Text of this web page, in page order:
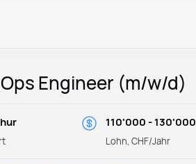
Engineer (m/w/d)
110'000 - 130'000
Lohn, CHF/Jahr